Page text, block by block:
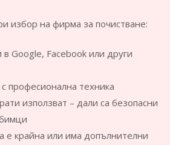
избор на фирма за почистване:
Google, Facebook или други
професионална техника
използват – дали са безопасни
е крайна или има допълнителни